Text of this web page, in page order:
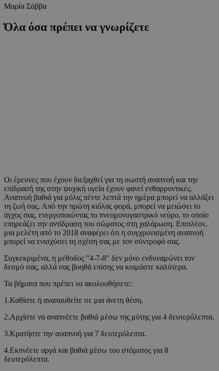
Μαρία Σάββα
Όλα όσα πρέπει να γνωρίζετε
Οι έρευνες που έχουν διεξαχθεί για τη σωστή αναπνοή και την
επίδρασή της στην ψυχική υγεία έχουν φανεί ενθαρρυντικές.
Αναπνοή βαθιά για μόλις πέντε λεπτά την ημέρα μπορεί να αλλάξει
τη ζωή σας. Από την πρώτη κιόλας φορά, μπορεί να μειώσει το
άγχος σας, ενεργοποιώντας το πνευμονογαστρικό νεύρο, το οποίο
επηρεάζει την αντίδραση του σώματος στη χαλάρωση. Επιπλέον,
μια μελέτη από το 2018 αναφέρει ότι η συγχρονισμένη αναπνοή
μπορεί να ενισχύσει τη σχέση σας με τον σύντροφό σας.
Συγκεκριμένα, η μέθοδος "4-7-8" δεν μόνο ενδυναμώνει τον
δεσμό σας, αλλά σας βοηθά επίσης να κοιμάστε καλύτερα.
Τα βήματα που πρέπει να ακολουθήσετε:
1.Καθίστε ή αναπαυθείτε σε μια άνετη θέση.
2.Αρχίστε να αναπνέετε βαθιά μέσω της μύτης για 4 δευτερόλεπτα.
3.Κρατήστε την αναπνοή για 7 δευτερόλεπτα.
4.Εκπνέετε αργά και βαθιά μέσω του στόματος για 8
δευτερόλεπτα.